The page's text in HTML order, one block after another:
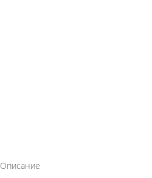
Описание